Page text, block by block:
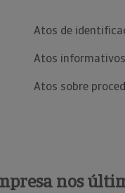
Atos de
Atos informativos
Atos sobre
nos